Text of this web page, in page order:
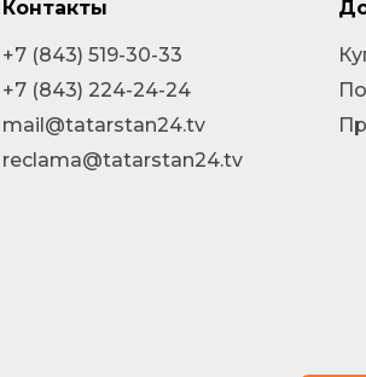
Контакты
+7 (843) 519-30-33
+7 (843) 224-24-24
mail@tatarstan24.tv
reclama@tatarstan24.tv